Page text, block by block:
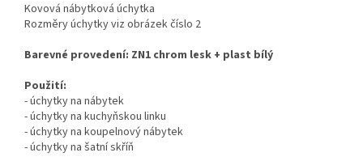
Kovová nábytková úchytka
Rozměry úchytky viz obrázek číslo 2
Barevné provedení: ZN1 chrom lesk + plast bílý
Použití:
- úchytky na nábytek
- úchytky na kuchyňskou linku
- úchytky na koupelnový nábytek
- úchytky na šatní skříň